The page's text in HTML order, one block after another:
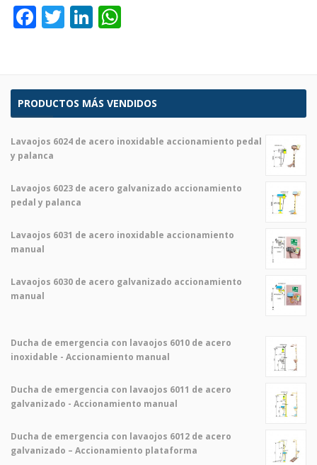
Facebook
TwitterLinkedIn
PRODUCTOS MÁS VENDIDOS
Lavaojos 6024 de acero inoxidable accionamiento pedal
y palanca
Lavaojos 6023 de acero galvanizado accionamiento
pedal y palanca
Lavaojos 6031 de acero inoxidable accionamiento
manual
Lavaojos 6030 de acero galvanizado accionamiento
manual
Ducha de emergencia con lavaojos 6010 de acero
inoxidable - Accionamiento manual
Ducha de emergencia con lavaojos 6011 de acero
galvanizado - Accionamiento manual
Ducha de emergencia con lavaojos 6012 de acero
galvanizado – Accionamiento plataforma